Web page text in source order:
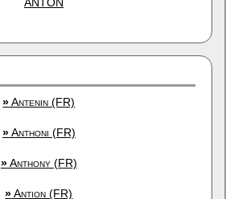
»Antenin (FR)
»Anthoni (FR)
»Anthony (FR)
»Antion (FR)